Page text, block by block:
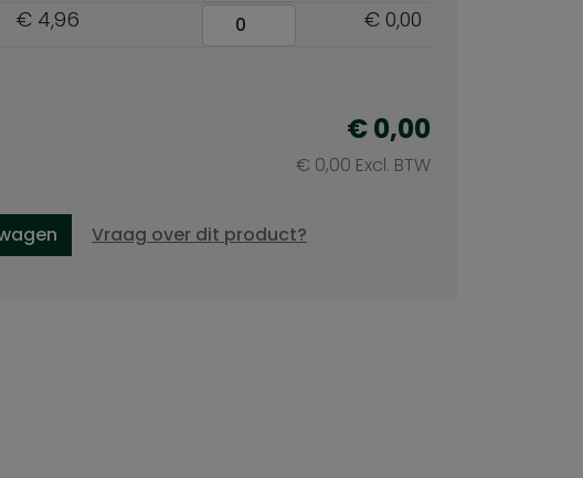
€ 4,96 € 0,00
€ 0,00
€ 0,00 Excl. BTW
Vraag over dit product?